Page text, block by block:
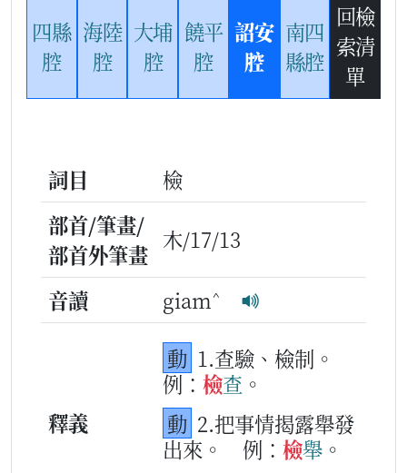
四縣
腔
海陸
腔
大埔
腔
饒平
腔
詔安
腔
南四
縣腔
回檢
索清
單
詞目
檢
部首/筆畫/
部首外筆畫
木/17/13
音讀 giam^
釋義
動 1.查驗、檢制。
例： 檢查 。
動 2.把事情揭露舉發
出來。
例： 檢舉 。